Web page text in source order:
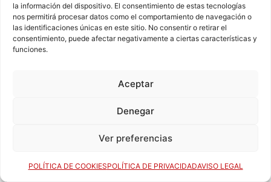
la información del dispositivo. El consentimiento de estas tecnologías
nos permitirá procesar datos como el comportamiento de navegación o
las identificaciones únicas en este sitio. No consentir o retirar el
consentimiento, puede afectar negativamente a ciertas características y
funciones.
Aceptar
Denegar
Ver preferencias
POLÍTICA DE COOKIESPOLÍTICA DE PRIVACIDADAVISO LEGAL
TEMPORADA 2014-15